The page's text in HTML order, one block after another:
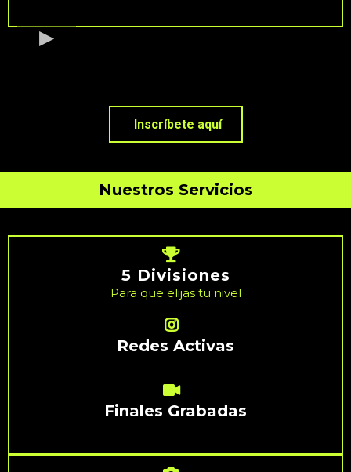
Inscríbete aquí
Nuestros Servicios
5 Divisiones
Para que elijas tu nivel
Redes Activas
Finales Grabadas